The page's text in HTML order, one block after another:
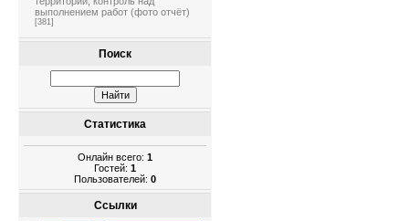
выполнением работ (фото отчёт)
[381]
Поиск
Статистика
Онлайн всего: 1
Гостей: 1
Пользователей: 0
Ссылки